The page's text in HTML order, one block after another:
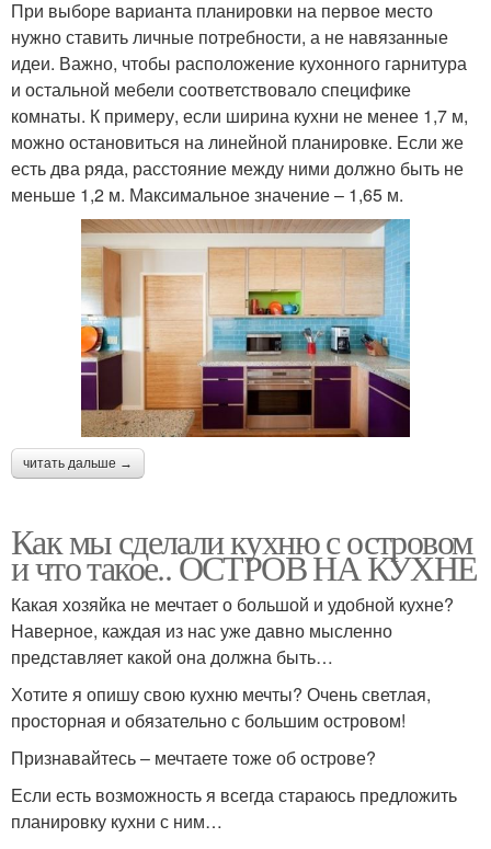
При выборе варианта планировки на первое место
нужно ставить личные потребности, а не навязанные
идеи. Важно, чтобы расположение кухонного гарнитура
и остальной мебели соответствовало специфике
комнаты. К примеру, если ширина кухни не менее 1,7 м,
можно остановиться на линейной планировке. Если же
есть два ряда, расстояние между ними должно быть не
меньше 1,2 м. Максимальное значение – 1,65 м.
читать дальше →
Как мы сделали кухню с островом
и что такое.. ОСТРОВ НА КУХНЕ
Какая хозяйка не мечтает о большой и удобной кухне?
Наверное, каждая из нас уже давно мысленно
представляет какой она должна быть…
Хотите я опишу свою кухню мечты? Очень светлая,
просторная и обязательно с большим островом!
Признавайтесь – мечтаете тоже об острове?
Если есть возможность я всегда стараюсь предложить
планировку кухни с ним…